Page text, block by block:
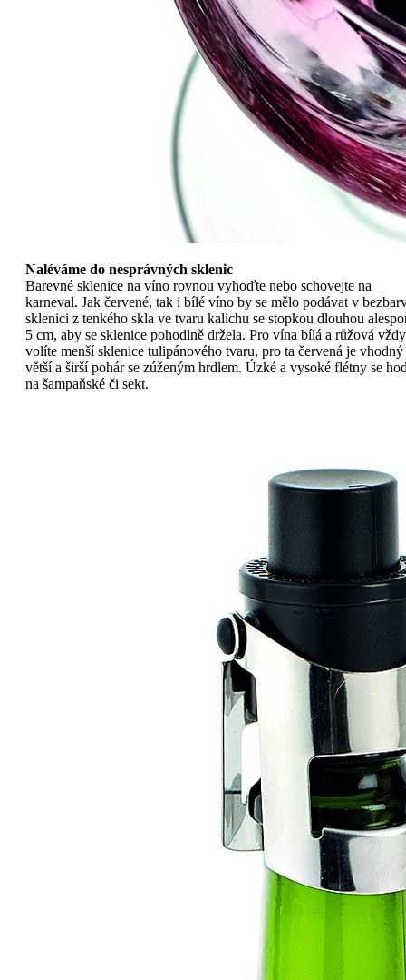
Naléváme do nesprávných sklenic
Barevné sklenice na víno rovnou vyhoďte nebo schovejte na
karneval. Jak červené, tak i bílé víno by se mělo podávat v
sklenici z tenkého skla ve tvaru kalichu se stopkou dlouhou
5 cm, aby se sklenice pohodlně držela. Pro vína bílá a růžová vždy
volíte menší sklenice tulipánového tvaru, pro ta červená je vhodný
větší a širší pohár se zúženým hrdlem. Úzké a vysoké flétny se
na šampaňské či sekt.